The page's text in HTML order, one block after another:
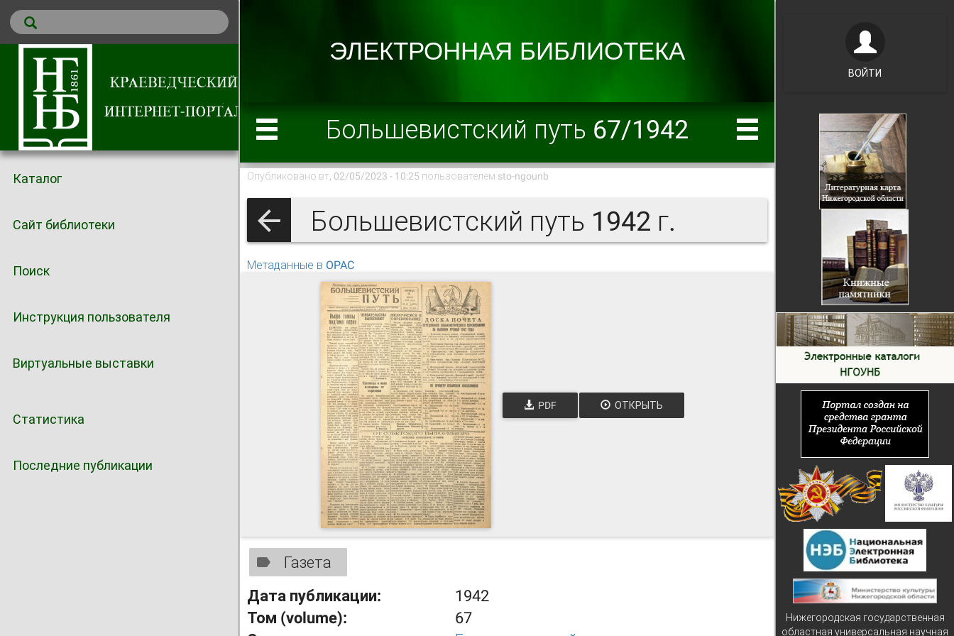
Каталог
Сайт библиотеки
Поиск
Инструкция пользователя
Виртуальные выставки
Статистика
Последние публикации
Большевистский путь 67/1942
Опубликовано вт, 02/05/2023 - 10:25 пользователем sto-ngounb
Большевистский путь 1942 г.
Метаданные в OPAC
PDF ОТКРЫТЬ
Газета
Дата публикации:
1942
Том (volume):
67
ВОЙТИ
Нижегородская государственная
областная универсальная научная